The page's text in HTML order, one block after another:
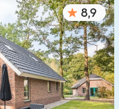
8,9